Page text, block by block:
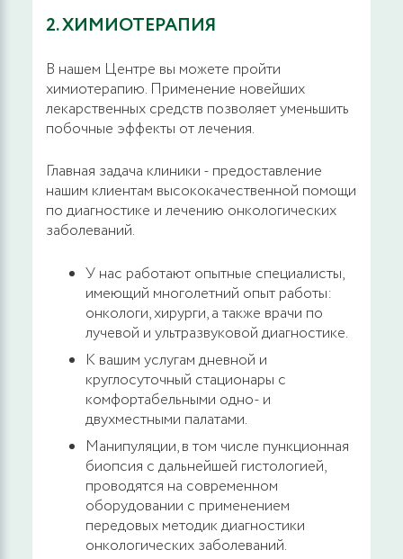
2. ХИМИОТЕРАПИЯ
В нашем Центре вы можете пройти
химиотерапию. Применение новейших
лекарственных средств позволяет уменьшить
побочные эффекты от лечения.
Главная задача клиники - предоставление
нашим клиентам высококачественной помощи
по диагностике и лечению онкологических
заболеваний.
У нас работают опытные специалисты,
имеющий многолетний опыт работы:
онкологи, хирурги, а также врачи по
лучевой и ультразвуковой диагностике.
К вашим услугам дневной и
круглосуточный стационары с
комфортабельными одно- и
двухместными палатами.
Манипуляции, в том числе пункционная
биопсия с дальнейшей гистологией,
проводятся на современном
оборудовании с применением
передовых методик диагностики
онкологических заболеваний.